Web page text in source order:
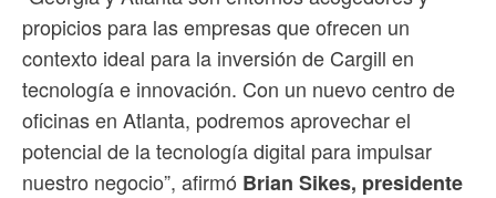
propicios para las empresas que ofrecen un
contexto ideal para la inversión de Cargill en
tecnología e innovación. Con un nuevo centro de
oficinas en Atlanta, podremos aprovechar el
potencial de la tecnología digital para impulsar
nuestro negocio”, afirmó Brian Sikes, presidente